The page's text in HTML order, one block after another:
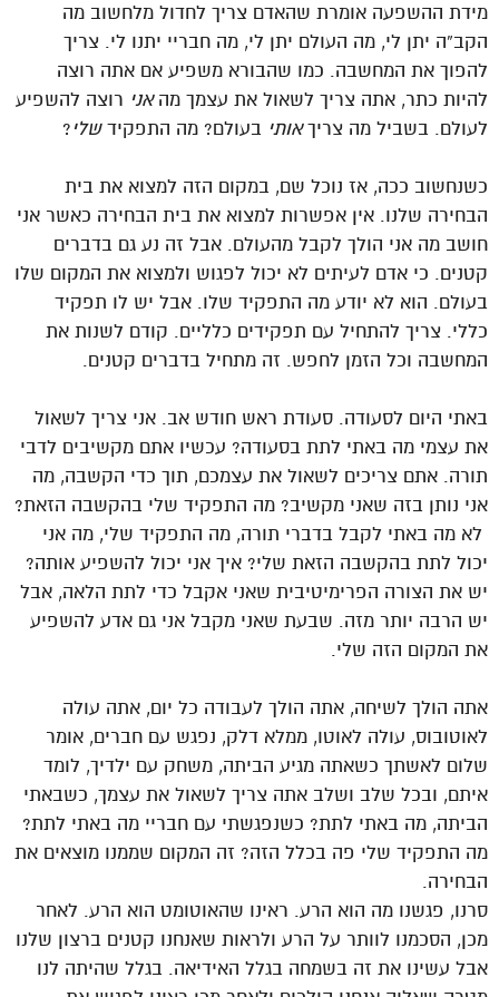
מידת ההשפעה אומרת שהאדם צריך לחדול מלחשוב מה
הקב”ה יתן לי, מה העולם יתן לי, מה חבריי יתנו לי. צריך
להפוך את המחשבה. כמו שהבורא משפיע אם אתה רוצה
להיות כתר, אתה צריך לשאול את עצמך מהאני רוצה להשפיע
לעולם. בשביל מה צריךאותי בעולם? מה התפקידשלי?
כשנחשוב ככה, אז נוכל שם, במקום הזה למצוא את בית
הבחירה שלנו. אין אפשרות למצוא את בית הבחירה כאשר אני
חושב מה אני הולך לקבל מהעולם. אבל זה נע גם בדברים
קטנים. כי אדם לעיתים לא יכול לפגוש ולמצוא את המקום שלו
בעולם. הוא לא יודע מה התפקיד שלו. אבל יש לו תפקיד
כללי. צריך להתחיל עם תפקידים כלליים. קודם לשנות את
המחשבה וכל הזמן לחפש. זה מתחיל בדברים קטנים.
באתי היום לסעודה. סעודת ראש חודש אב. אני צריך לשאול
את עצמי מה באתי לתת בסעודה? עכשיו אתם מקשיבים לדבי
תורה. אתם צריכים לשאול את עצמכם, תוך כדי הקשבה, מה
אני נותן בזה שאני מקשיב? מה התפקיד שלי בהקשבה הזאת?
לא מה באתי לקבל בדברי תורה, מה התפקיד שלי, מה אני
יכול לתת בהקשבה הזאת שלי? איך אני יכול להשפיע אותה?
יש את הצורה הפרימיטיבית שאני אקבל כדי לתת הלאה, אבל
יש הרבה יותר מזה. שבעת שאני מקבל אני גם אדע להשפיע
את המקום הזה שלי.
אתה הולך לשיחה, אתה הולך לעבודה כל יום, אתה עולה
לאוטובוס, עולה לאוטו, ממלא דלק, נפגש עם חברים, אומר
שלום לאשתך כשאתה מגיע הביתה, משחק עם ילדיך, לומד
איתם, ובכל שלב ושלב אתה צריך לשאול את עצמך, כשבאתי
הביתה, מה באתי לתת? כשנפגשתי עם חבריי מה באתי לתת?
מה התפקיד שלי פה בכלל הזה? זה המקום שממנו מוצאים את
הבחירה.
סרנו, פגשנו מה הוא הרע. ראינו שהאוטומט הוא הרע. לאחר
מכן, הסכמנו לוותר על הרע ולראות שאנחנו קטנים ברצון שלנו
אבל עשינו את זה בשמחה בגלל האידיאה. בגלל שהיתה לנו